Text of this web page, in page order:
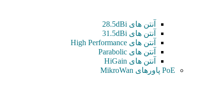
آنتن های 28.5dBi
آنتن های 31.5dBi
آنتن های High Performance
آنتن های Parabolic
آنتن های HiGain
PoE پاورهای MikroWan